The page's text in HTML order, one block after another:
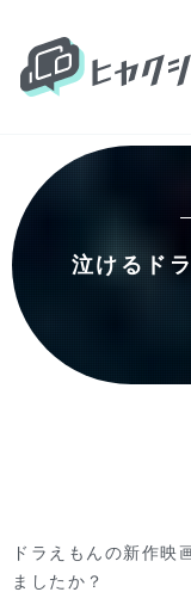
ヒャクシ
泣けるド
ドラえもんの新作映
ましたか？